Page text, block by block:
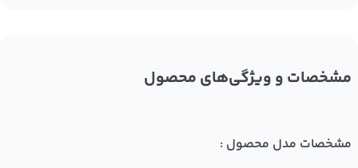
مشخصات و ویژگی‌های محصول
مشخصات مدل محصول :